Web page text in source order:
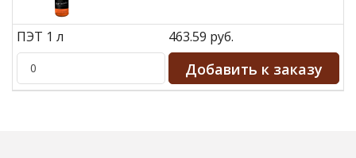
ПЭТ 1 л 463.59 руб.